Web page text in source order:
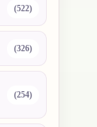
(522)
(326)
(254)